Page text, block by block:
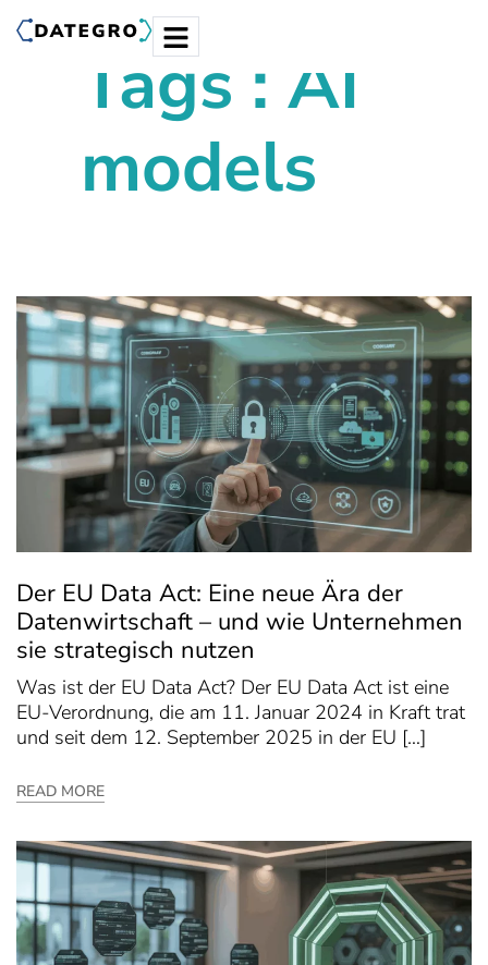
Tags : AI
models
Der EU Data Act: Eine neue Ära der
Datenwirtschaft – und wie Unternehmen
sie strategisch nutzen
Was ist der EU Data Act? Der EU Data Act ist eine
EU-Verordnung, die am 11. Januar 2024 in Kraft trat
und seit dem 12. September 2025 in der EU […]
READ MORE